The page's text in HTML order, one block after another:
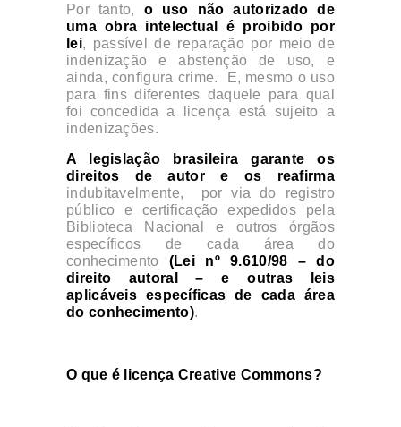
Por tanto, o uso não autorizado de
uma obra intelectual é proibido por
lei, passível de reparação por meio de
indenização e abstenção de uso, e
ainda, configura crime. E, mesmo o uso
para fins diferentes daquele para qual
foi concedida a licença está sujeito a
indenizações.
A legislação brasileira garante os
direitos de autor e os reafirma
indubitavelmente, por via do registro
público e certificação expedidos pela
Biblioteca Nacional e outros órgãos
específicos de cada área do
conhecimento (Lei nº 9.610/98 – do
direito autoral – e outras leis
aplicáveis específicas de cada área
do conhecimento).
O que é licença Creative Commons?